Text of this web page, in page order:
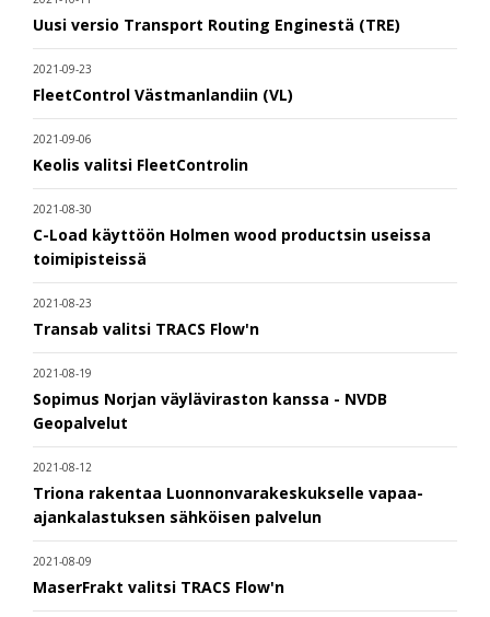
Uusi versio Transport Routing Enginestä (TRE)
2021-09-23
FleetControl Västmanlandiin (VL)
2021-09-06
Keolis valitsi FleetControlin
2021-08-30
C-Load käyttöön Holmen wood productsin useissa
toimipisteissä
2021-08-23
Transab valitsi TRACS Flow'n
2021-08-19
Sopimus Norjan väyläviraston kanssa - NVDB
Geopalvelut
2021-08-12
Triona rakentaa Luonnonvarakeskukselle vapaa-
ajankalastuksen sähköisen palvelun
2021-08-09
MaserFrakt valitsi TRACS Flow'n